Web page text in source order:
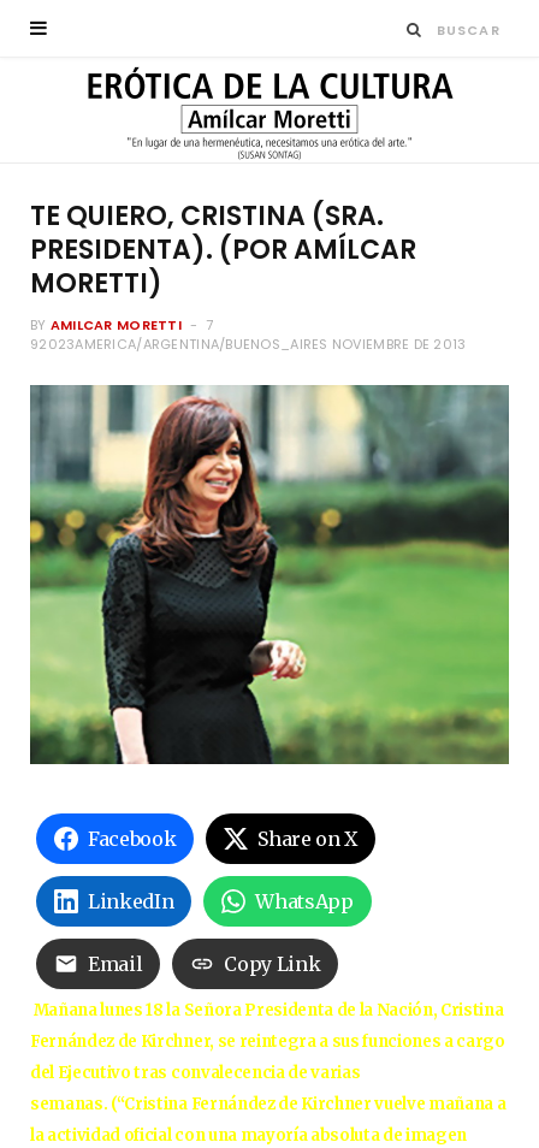
TE QUIERO, CRISTINA (SRA.
PRESIDENTA). (POR AMÍLCAR
MORETTI)
BY AMILCAR MORETTI
7
92023AMERICA/ARGENTINA/BUENOS_AIRES NOVIEMBRE DE 2013
Facebook Share on X
LinkedIn WhatsApp
Email Copy Link
Mañana lunes 18 la Señora Presidenta de la Nación, Cristina
Fernández de Kirchner, se reintegra a sus funciones a cargo
del Ejecutivo tras convalecencia de varias
semanas. (“Cristina Fernández de Kirchner vuelve mañana a
la actividad oficial con una mayoría absoluta de imagen